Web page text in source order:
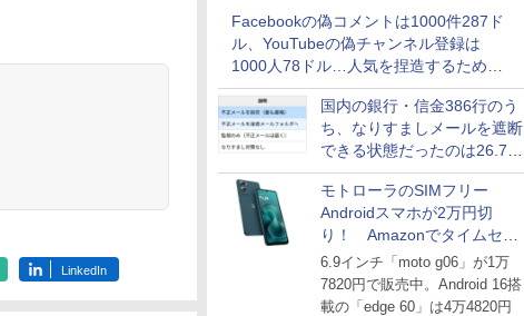
Facebookの偽コメントは1000件287ド
ル、YouTubeの偽チャンネル登録は
1000人78ドル…人気を捏造するための
価格リストが公開中
国内の銀行・信金386行のう
ち、なりすましメールを遮断
できる状態だったのは26.7％
にとどまる～GMOブランド
セキュリティ調査
モトローラのSIMフリー
Androidスマホが2万円切
り！ Amazonでタイムセー
ル
6.9インチ「moto g06」が1万
7820円で販売中。Android 16搭
載の「edge 60」は4万4820円
LinkedIn